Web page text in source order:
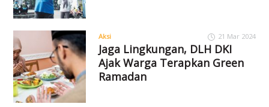
Aksi 21 Mar 2024
Jaga Lingkungan, DLH DKI
Ajak Warga Terapkan Green
Ramadan